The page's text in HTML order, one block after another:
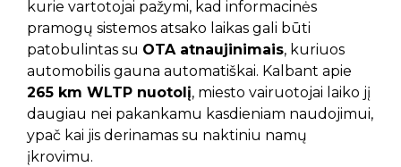
kurie vartotojai pažymi, kad informacinės
pramogų sistemos atsako laikas gali būti
patobulintas su OTA atnaujinimais, kuriuos
automobilis gauna automatiškai. Kalbant apie
265 km WLTP nuotolį, miesto vairuotojai laiko jį
daugiau nei pakankamu kasdieniam naudojimui,
ypač kai jis derinamas su naktiniu namų
įkrovimu.